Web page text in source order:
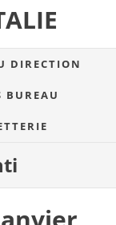
DIRECTION
BUREAU